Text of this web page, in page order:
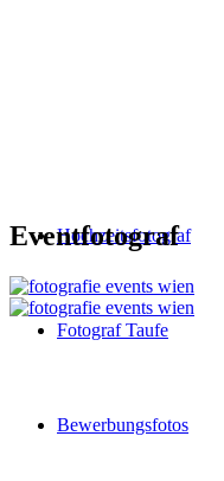
Hochzeitsfotograf
Fotograf Taufe
Bewerbungsfotos
Eventfotograf